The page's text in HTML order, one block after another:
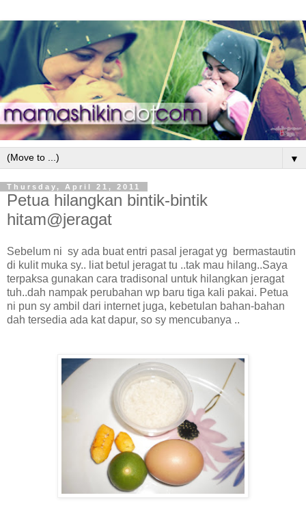
▼
Thursday, April 21, 2011
Petua hilangkan bintik-bintik
hitam@jeragat
Sebelum ni sy ada buat entri pasal jeragat yg bermastautin
di kulit muka sy.. liat betul jeragat tu ..tak mau hilang..Saya
terpaksa gunakan cara tradisonal untuk hilangkan jeragat
tuh..dah nampak perubahan wp baru tiga kali pakai. Petua
ni pun sy ambil dari internet juga, kebetulan bahan-bahan
dah tersedia ada kat dapur, so sy mencubanya ..